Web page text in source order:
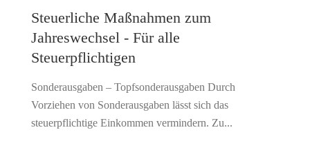
Steuerliche Maßnahmen zum
Jahreswechsel - Für alle
Steuerpflichtigen
Sonderausgaben – Topfsonderausgaben Durch
Vorziehen von Sonderausgaben lässt sich das
steuerpflichtige Einkommen vermindern. Zu...